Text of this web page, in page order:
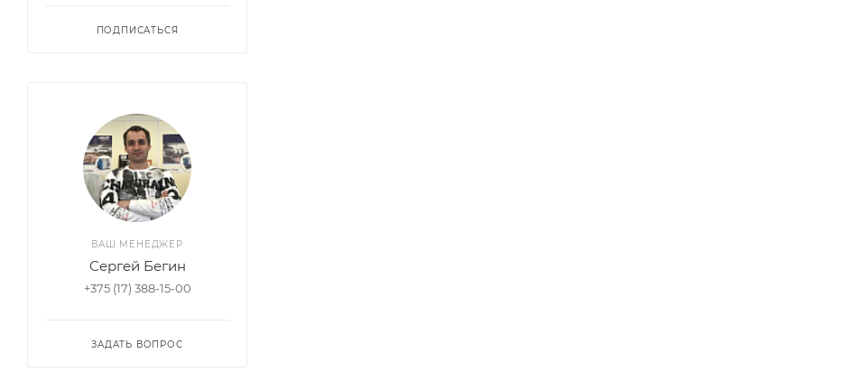
ПОДПИСАТЬСЯ
ВАШ МЕНЕДЖЕР
Сергей Бегин
+375 (17) 388-15-00
ЗАДАТЬ ВОПРОС